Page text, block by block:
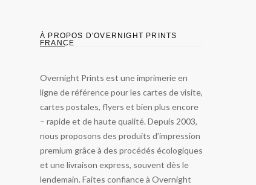
À PROPOS D'OVERNIGHT PRINTS
FRANCE
Overnight Prints est une imprimerie en
ligne de référence pour les cartes de visite,
cartes postales, flyers et bien plus encore
– rapide et de haute qualité. Depuis 2003,
nous proposons des produits d’impression
premium grâce à des procédés écologiques
et une livraison express, souvent dès le
lendemain. Faites confiance à Overnight